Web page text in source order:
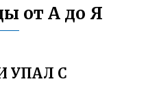
от А до Я
УПАЛ С